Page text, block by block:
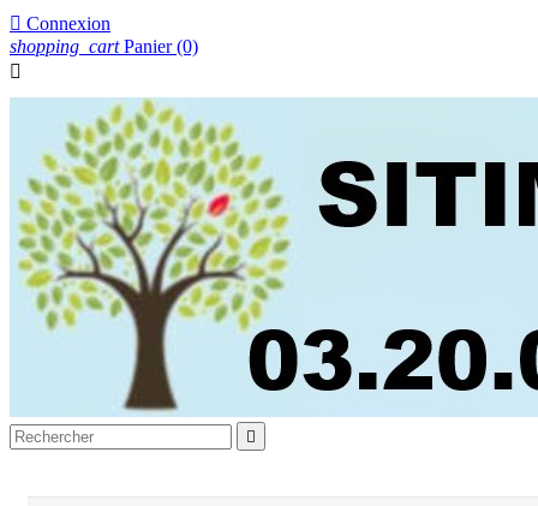
 Connexion
shopping_cart Panier (0)

